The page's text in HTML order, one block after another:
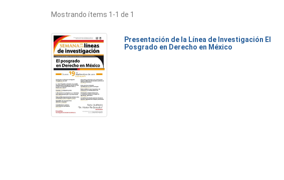
Mostrando ítems 1-1 de 1
Presentación de la Línea de Investigación El
Posgrado en Derecho en México